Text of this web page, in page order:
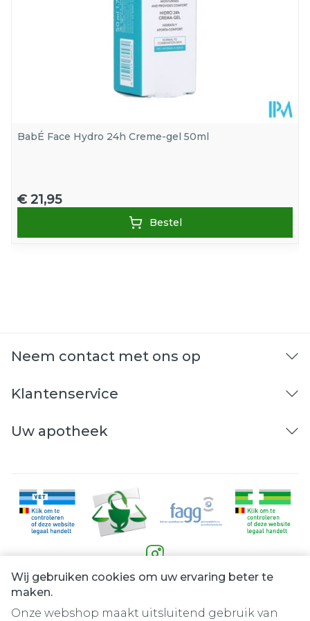
Wij gebruiken cookies om uw ervaring beter te
maken.
Onze webshop maakt uitsluitend gebruik van
BabÉ Face Hydro 24h Creme-gel 50ml
€ 21,95
Bestel
Neem contact met ons op
Klantenservice
Uw apotheek
Juridische links